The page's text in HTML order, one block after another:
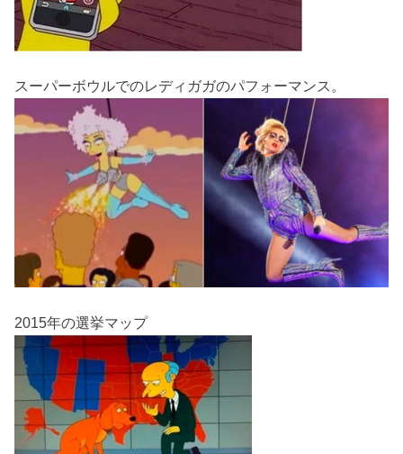
スーパーボウルでのレディガガのパフォーマンス。
2015年の選挙マップ